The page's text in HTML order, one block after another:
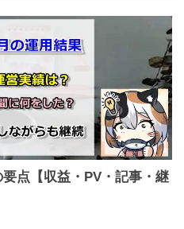
点【収益・PV・記事・継